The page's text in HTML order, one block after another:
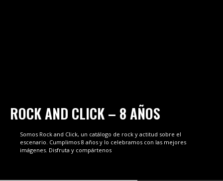
ROCK AND CLICK – 8 AÑOS
Somos Rock and Click, un catálogo de rock y actitud sobre el
escenario. Cumplimos 8 años y lo celebramos con las mejores
imágenes. Disfruta y compártenos